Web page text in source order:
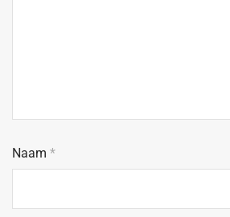
Naam *